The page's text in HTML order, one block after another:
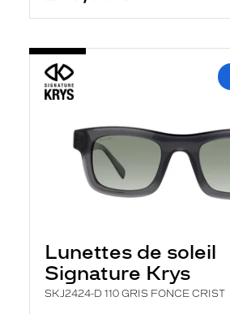
Lunettes de soleil
Signature Krys
SKJ2424-D 110 GRIS FONCE CRIST